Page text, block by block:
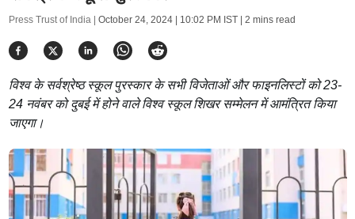
Press Trust of India | October 24, 2024 | 10:02 PM IST| 2 mins read
विश्व के सर्वश्रेष्ठ स्कूल पुरस्कार के सभी विजेताओं और फाइनलिस्टों को 23-
24 नवंबर को दुबई में होने वाले विश्व स्कूल शिखर सम्मेलन में आमंत्रित किया
जाएगा।